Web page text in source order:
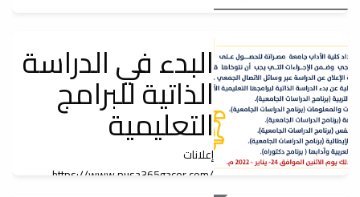
اعلان_قبول_الطلبة_الجدد
إعلانات
سيتم قبول الملفات يوم الأحد الموافق 5_6_2022م.
البدء في الدراسة
الذاتية للبرامج
التعليمية
إعلانات
https://www.nusa365gacor.com/